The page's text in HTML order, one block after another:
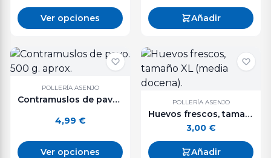
Ver opciones Añadir
POLLERÍA ASENJO
Contramuslos de pavo. 500 g. aprox.
4,99 €
Ver opciones
POLLERÍA ASENJO
Huevos frescos, tamaño XL (media docena).
3,00 €
Añadir